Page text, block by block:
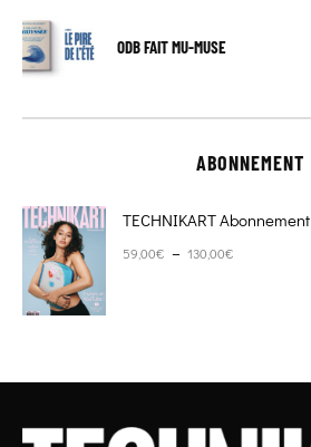
ODB FAIT MU-MUSE
ABONNEMENT
TECHNIKART Abonnement
59,00€ – 130,00€